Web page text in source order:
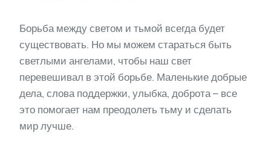
Борьба между светом и тьмой всегда будет
существовать. Но мы можем стараться быть
светлыми ангелами, чтобы наш свет
перевешивал в этой борьбе. Маленькие добрые
дела, слова поддержки, улыбка, доброта – все
это помогает нам преодолеть тьму и сделать
мир лучше.